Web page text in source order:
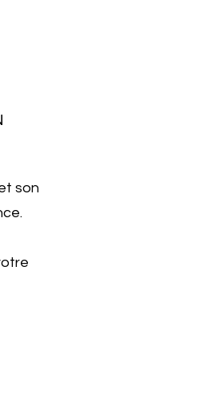
son